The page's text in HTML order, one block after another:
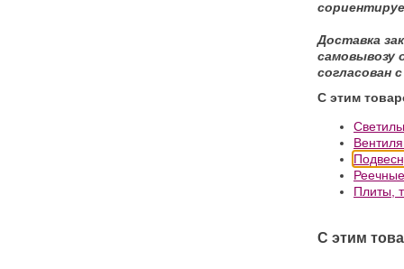
Доставка
самовывозу
согласован
С этим
Плиты,
С этим